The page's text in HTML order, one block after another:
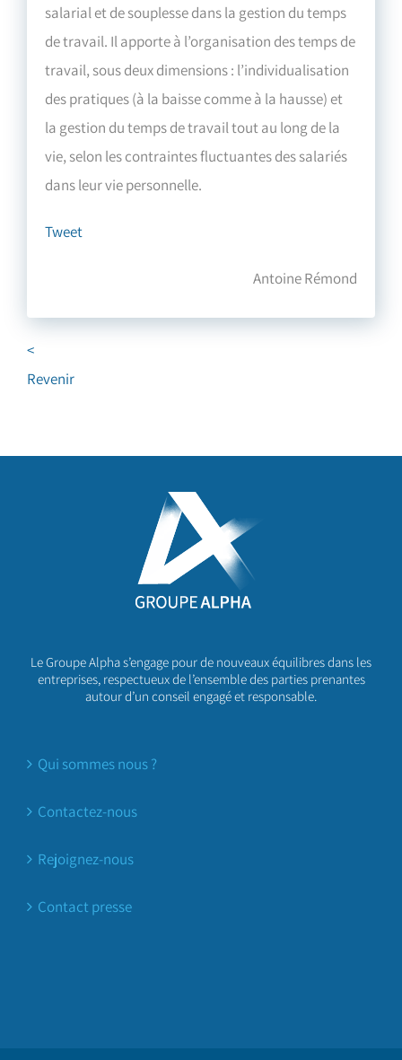
salarial et de souplesse dans la gestion du temps
de travail. Il apporte à l’organisation des temps de
travail, sous deux dimensions : l’individualisation
des pratiques (à la baisse comme à la hausse) et
la gestion du temps de travail tout au long de la
vie, selon les contraintes fluctuantes des salariés
dans leur vie personnelle.
Tweet
Antoine Rémond
<
Revenir
Le Groupe Alpha s’engage pour de nouveaux équilibres dans les
entreprises, respectueux de l’ensemble des parties prenantes
autour d’un conseil engagé et responsable.
Qui sommes nous ?
Contactez-nous
Rejoignez-nous
Contact presse